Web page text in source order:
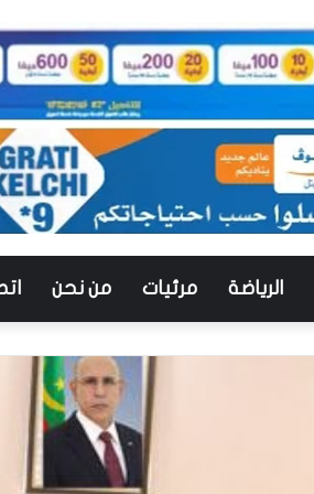
الرياضة مرئيات من نحن